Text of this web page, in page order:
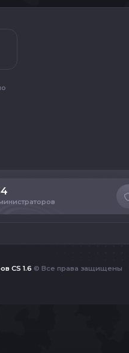
CS 1.6 © Все права защищены